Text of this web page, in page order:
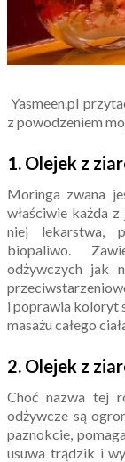
Yasmeen.pl
z powodzeniem
1. Olejek z
Moringa zwana
właściwie każda
niej lekarstwa,
biopaliwo.
odżywczych jak
i poprawia koloryt
masażu całego
2. Olejek z
Choć nazwa tej
odżywcze są
paznokcie,
usuwa trądzik i